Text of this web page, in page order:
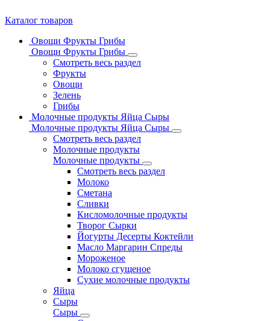
Каталог товаров
Овощи Фрукты Грибы
Овощи Фрукты Грибы
Смотреть весь раздел
Фрукты
Овощи
Зелень
Грибы
Молочные продукты Яйца Сыры
Молочные продукты Яйца Сыры
Смотреть весь раздел
Молочные продукты
Молочные продукты
Смотреть весь раздел
Молоко
Сметана
Сливки
Кисломолочные продукты
Творог Сырки
Йогурты Десерты Коктейли
Масло Маргарин Спреды
Мороженое
Молоко сгущеное
Сухие молочные продукты
Яйца
Сыры
Сыры